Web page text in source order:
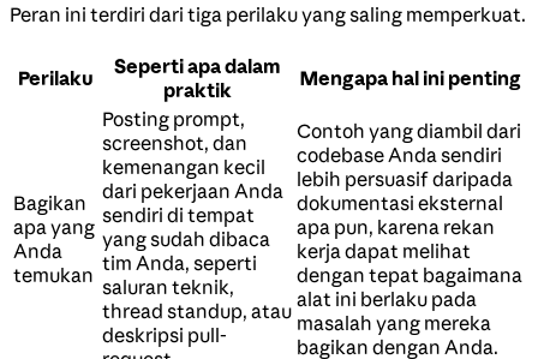
Peran ini terdiri dari tiga perilaku yang saling memperkuat.
Perilaku
Seperti apa dalam
praktik
Mengapa hal ini penting
Bagikan
apa yang
Anda
temukan
Posting prompt,
screenshot, dan
kemenangan kecil
dari pekerjaan Anda
sendiri di tempat
yang sudah dibaca
tim Anda, seperti
saluran teknik,
thread standup, atau
deskripsi pull-
Contoh yang diambil dari
codebase Anda sendiri
lebih persuasif daripada
dokumentasi eksternal
apa pun, karena rekan
kerja dapat melihat
dengan tepat bagaimana
alat ini berlaku pada
masalah yang mereka
bagikan dengan Anda.